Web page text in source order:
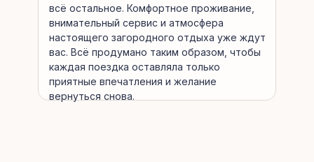
всё остальное. Комфортное проживание,
внимательный сервис и атмосфера
настоящего загородного отдыха уже ждут
вас. Всё продумано таким образом, чтобы
каждая поездка оставляла только
приятные впечатления и желание
вернуться снова.